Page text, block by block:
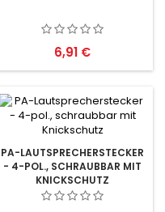
Preis
6,91 €
PA-LAUTSPRECHERSTECKER
- 4-POL., SCHRAUBBAR MIT
KNICKSCHUTZ